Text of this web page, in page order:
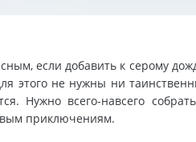
если добавить к серому
этого не нужны ни
Нужно всего-навсего
приключениям.